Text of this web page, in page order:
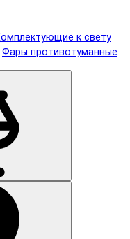
к свету
Фары противотуманные